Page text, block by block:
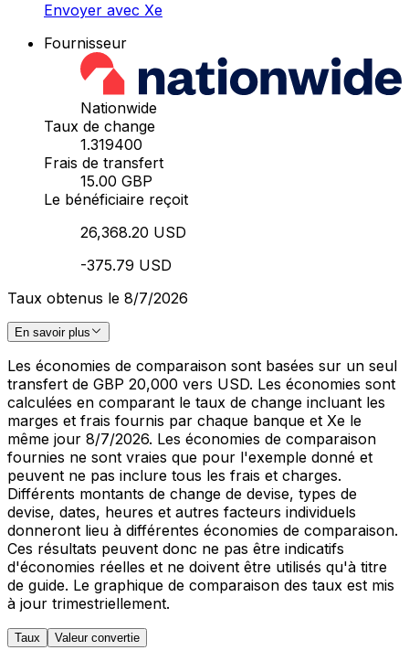
Envoyer avec Xe
Fournisseur
Nationwide
Taux de change
1.319400
Frais de transfert
15.00 GBP
Le bénéficiaire reçoit
26,368.20 USD
-375.79 USD
Taux obtenus le 8/7/2026
En savoir plus
Les économies de comparaison sont basées sur un seul
transfert de GBP 20,000 vers USD. Les économies sont
calculées en comparant le taux de change incluant les
marges et frais fournis par chaque banque et Xe le
même jour 8/7/2026. Les économies de comparaison
fournies ne sont vraies que pour l'exemple donné et
peuvent ne pas inclure tous les frais et charges.
Différents montants de change de devise, types de
devise, dates, heures et autres facteurs individuels
donneront lieu à différentes économies de comparaison.
Ces résultats peuvent donc ne pas être indicatifs
d'économies réelles et ne doivent être utilisés qu'à titre
de guide. Le graphique de comparaison des taux est mis
à jour trimestriellement.
Taux Valeur convertie